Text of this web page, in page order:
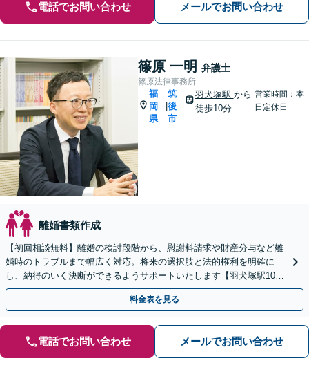
電話でお問い合わせ メールでお問い合わせ
篠原 一明 弁護士
篠原法律事務所
福
岡
県
筑
後
市
羽犬塚駅 から
徒歩10分
営業時間：本
日定休日
離婚書類作成
【初回相談無料】離婚の検討段階から、慰謝料請求や財産分与など離
婚時のトラブルまで幅広く対応。将来の選択肢と法的権利を明確に
し、納得のいく決断ができるようサポートいたします【羽犬塚駅10
分】【当日・休日・夜間相談OK】
料金表を見る
電話でお問い合わせ メールでお問い合わせ